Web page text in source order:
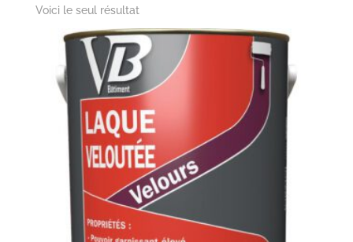
Voici le seul résultat